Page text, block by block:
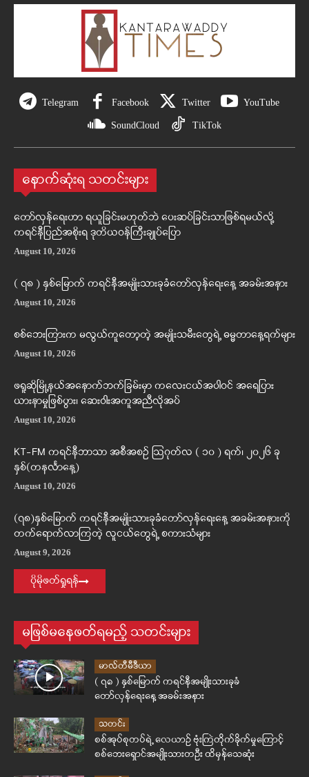
Telegram Facebook Twitter YouTube
SoundCloud TikTok
နောက်ဆုံးရ သတင်းများ
တော်လှန်ရေးဟာ ရယူခြင်းမဟုတ်ဘဲ ပေးဆပ်ခြင်းသာဖြစ်ရမယ်လို့
ကရင်နီပြည်အစိုးရ ဒုတိယဝန်ကြီးချုပ်ပြော
August 10, 2026
( ၇၈ ) နှစ်မြောက် ကရင်နီအမျိုးသားခုခံတော်လှန်ရေးနေ့ အခမ်းအနား
August 10, 2026
စစ်ဘေးကြားက မလွယ်ကူတော့တဲ့ အမျိုးသမီးတွေရဲ့ ဓမ္မတာနေ့ရက်များ
August 10, 2026
ဖရူဆိုမြို့နယ်အနောက်ဘက်ခြမ်းမှာ ကလေးငယ်အပါဝင် အရေပြား
ယားနာမှုဖြစ်ပွား၊ ဆေးဝါးအကူအညီလိုအပ်
August 10, 2026
KT-FM ကရင်နီဘာသာ အစီအစဉ် ဩဂုတ်လ ( ၁၀ ) ရက်၊ ၂၀၂၆ ခု
နှစ်(တနင်္လာနေ့)
August 10, 2026
(၇၈)နှစ်မြောက် ကရင်နီအမျိုးသားခုခံတော်လှန်ရေးနေ့ အခမ်းအနားကို
တက်ရောက်လာကြတဲ့ လူငယ်တွေရဲ့ စကားသံများ
August 9, 2026
ပိုမိုဖတ်ရှုရန်
မဖြစ်မနေဖတ်ရမည့် သတင်းများ
မာလ်တီမီဒီယာ
( ၇၈ ) နှစ်မြောက် ကရင်နီအမျိုးသားခုခံ
တော်လှန်ရေးနေ့ အခမ်းအနား
သတင်း
စစ်အုပ်စုတပ်ရဲ့ လေယာဉ် ဗုံးကြဲတိုက်ခိုက်မှုကြောင့်
စစ်ဘေးရှောင်အမျိုးသားတဦး ထိမှန်သေဆုံး